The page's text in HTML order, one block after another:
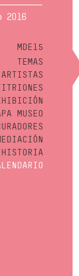
2016
MDE15
TEMAS
ARTISTAS
MUSEO
HISTORIA